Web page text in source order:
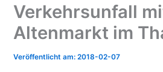
Verkehrsunfall
Altenmarkt im
2018-02-07